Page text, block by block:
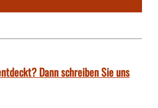
Dann schreiben Sie uns